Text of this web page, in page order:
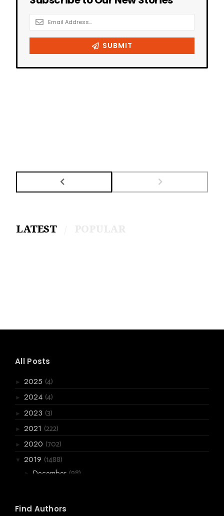
LATEST
All Posts
► 2025 (4)
► 2024 (4)
► 2023 (3)
► 2021 (222)
► 2020 (702)
▼ 2019 (1488)
► December (98)
► October(178)
Find Authors